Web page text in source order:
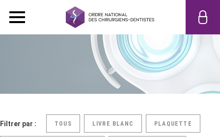
Filtrer par : TOUS LIVRE BLANC PLAQUETTE